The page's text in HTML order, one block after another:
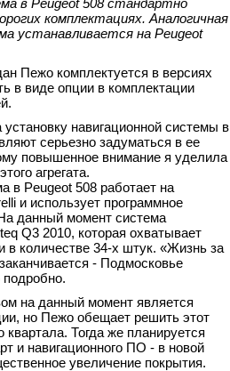
комплектациях. Аналогичная
устанавливается на Peugeot
Пежо комплектуется в версиях
в виде опции в комплектации
навигационной системы в
серьезно задуматься в ее
повышенное внимание я уделила
агрегата.
в Peugeot 508 работает на
и использует программное
данный момент система
Q3 2010, которая охватывает
в количестве 34-х штук. «Жизнь за
- Подмосковье
подробно.
на данный момент является
но Пежо обещает решить этот
квартала. Тогда же планируется
и навигационного ПО - в новой
увеличение покрытия.